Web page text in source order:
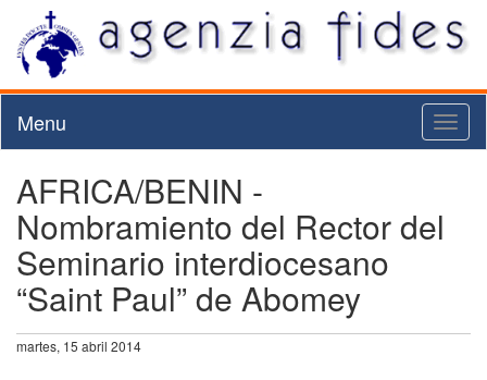
Menu
AFRICA/BENIN -
Nombramiento del Rector del
Seminario interdiocesano
“Saint Paul” de Abomey
martes, 15 abril 2014